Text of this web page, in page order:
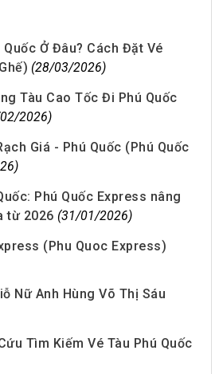
Quốc Ở Đâu? Cách Đặt Vé
(28/03/2026)
Tàu Cao Tốc Đi Phú Quốc
2026)
Giá - Phú Quốc (Phú Quốc
Phú Quốc Express nâng
từ 2026 (31/01/2026)
(Phu Quoc Express)
Nữ Anh Hùng Võ Thị Sáu
Tìm Kiếm Vé Tàu Phú Quốc